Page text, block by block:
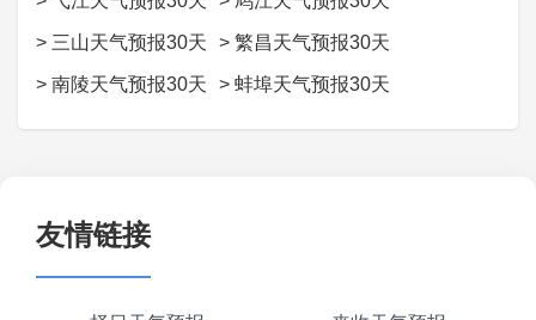
> 三山天气预报30天 > 繁昌天气预报30天
> 南陵天气预报30天 > 蚌埠天气预报30天
友情链接